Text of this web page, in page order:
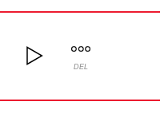
DEL